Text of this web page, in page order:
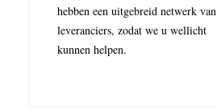
hebben een uitgebreid netwerk van
leveranciers, zodat we u wellicht
kunnen helpen.